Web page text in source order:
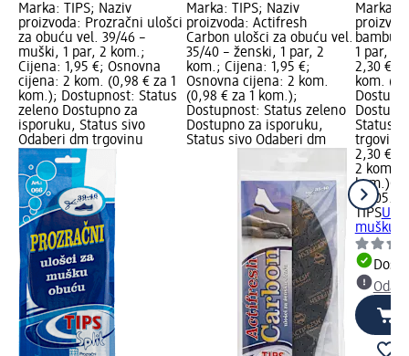
Marka: TIPS; Naziv
proizvoda: Prozračni ulošci
za obuću vel. 39/46 –
muški, 1 par, 2 kom.;
Cijena: 1,95 €; Osnovna
cijena: 2 kom. (0,98 € za 1
kom.); Dostupnost: Status
zeleno Dostupno za
isporuku, Status sivo
Odaberi dm trgovinu
Marka: TIPS; Naziv
proizvoda: Actifresh
Carbon ulošci za obuću vel.
35/40 – ženski, 1 par, 2
kom.; Cijena: 1,95 €;
Osnovna cijena: 2 kom.
(0,98 € za 1 kom.);
Dostupnost: Status zeleno
Dostupno za isporuku,
Status sivo Odaberi dm
Marka:
1 par, 2
2,30 €;
kom.
Status
trgovinu
2,30 €
2 kom.
kom.)
TIPS
mušku